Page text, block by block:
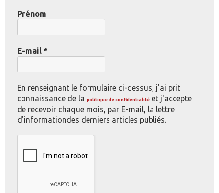
Prénom
E-mail *
En renseignant le formulaire ci-dessus, j'ai prit
connaissance de la politique de confidentialité et j'accepte
de recevoir chaque mois, par E-mail, la lettre
d'informationdes derniers articles publiés.